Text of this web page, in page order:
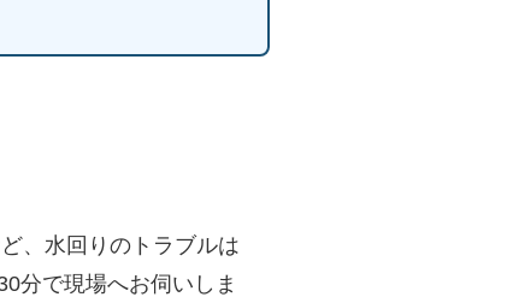
、水回りのトラブルは
分で現場へお伺いしま